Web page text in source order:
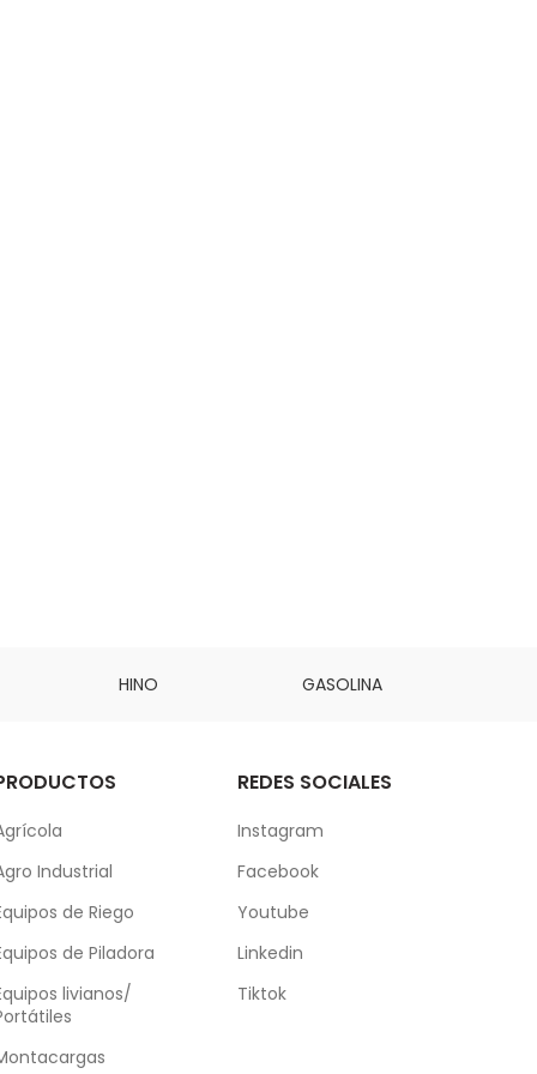
HINO GASOLINA
Industrial
de Riego
de Piladora
livianos/
REDES SOCIALES
Instagram
Facebook
Youtube
Linkedin
Tiktok